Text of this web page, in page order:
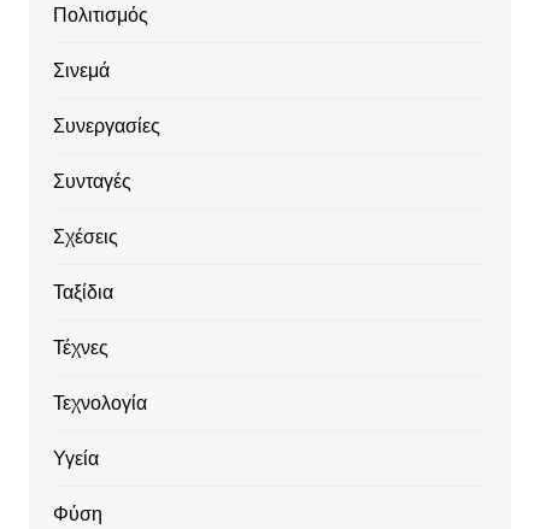
Πολιτισμός
Σινεμά
Συνεργασίες
Συνταγές
Σχέσεις
Ταξίδια
Τέχνες
Τεχνολογία
Υγεία
Φύση